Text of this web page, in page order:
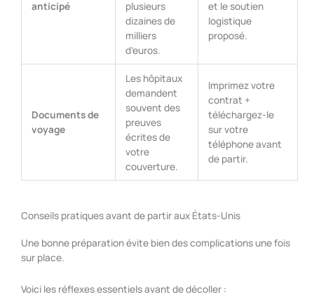
anticipé
plusieurs
dizaines de
milliers
d’euros.
et le soutien
logistique
proposé.
Documents de
voyage
Les hôpitaux
demandent
souvent des
preuves
écrites de
votre
couverture.
Imprimez votre
contrat +
téléchargez-le
sur votre
téléphone avant
de partir.
Conseils pratiques avant de partir aux États-Unis
Une bonne préparation évite bien des complications une fois
sur place.
Voici les réflexes essentiels avant de décoller :